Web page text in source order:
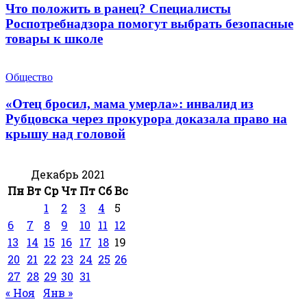
Что положить в ранец? Специалисты
Роспотребнадзора помогут выбрать безопасные
товары к школе
Общество
«Отец бросил, мама умерла»: инвалид из
Рубцовска через прокурора доказала право на
крышу над головой
Декабрь 2021
ПнВт Ср Чт Пт СбВс
1
2 3 4
5
6
7 8 9 10 11
12
13
14 15 16 17 18 19
20 21 22 23 24 25 26
27 28 29 30 31
« Ноя
Янв »